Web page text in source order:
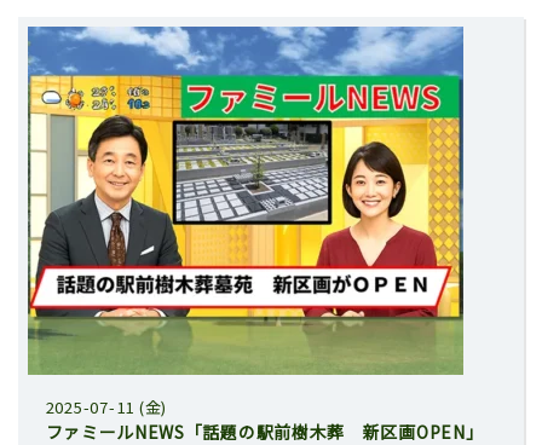
2025-07-11 (金)
ファミールNEWS「話題の駅前樹木葬 新区画OPEN」